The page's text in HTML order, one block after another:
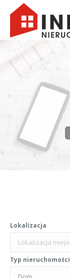
Lokalizacja
Typ nieruchomości